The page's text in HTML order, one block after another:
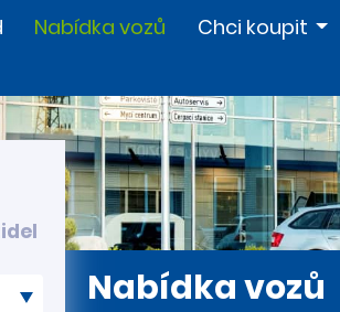
Nabídka vozů Chci koupit
Nabídka vozů